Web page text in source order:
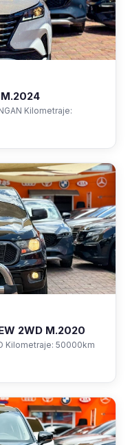
M.2024
Kilometraje:
2WD M.2020
Kilometraje: 50000km